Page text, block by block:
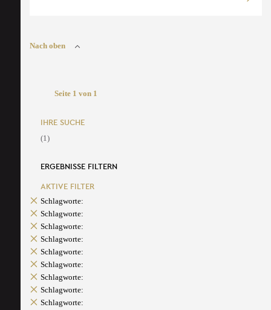
Nach oben
Seite 1 von 1
IHRE SUCHE
(1)
ERGEBNISSE FILTERN
AKTIVE FILTER
Schlagworte:
Schlagworte:
Schlagworte:
Schlagworte:
Schlagworte:
Schlagworte:
Schlagworte:
Schlagworte:
Schlagworte: